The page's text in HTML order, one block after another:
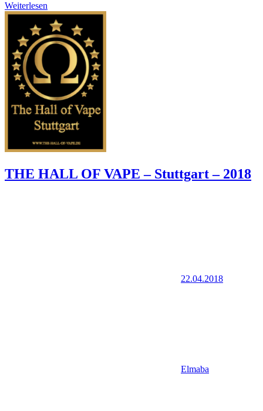
Weiterlesen
THE HALL OF VAPE – Stuttgart – 2018
22.04.2018
Elmaba